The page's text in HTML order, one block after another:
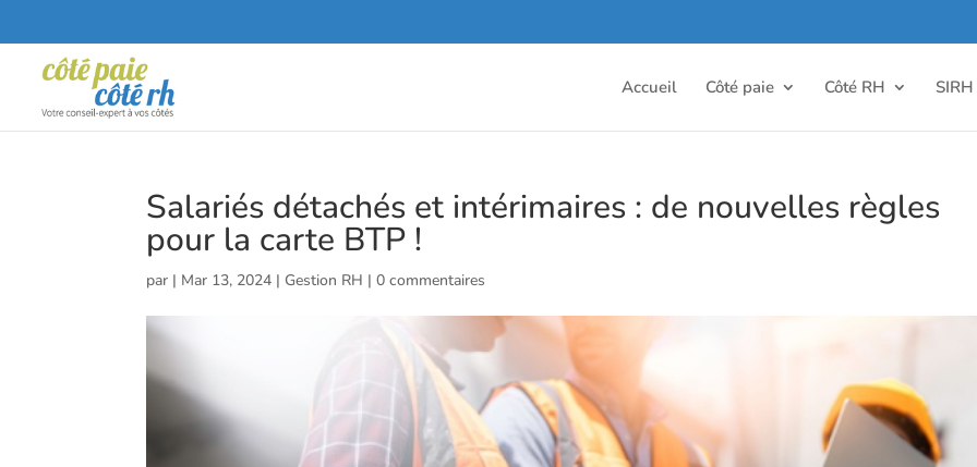
Accueil Côté paie Côté RH SIRH
Salariés détachés et intérimaires : de nouvelles règles
pour la carte BTP !
par | Mar 13, 2024 | Gestion RH |0 commentaires